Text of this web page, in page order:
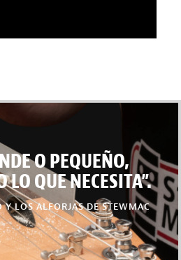
O PEQUEÑO,
QUE NECESITA”.
Y LOS ALFORJAS DE STEWMAC